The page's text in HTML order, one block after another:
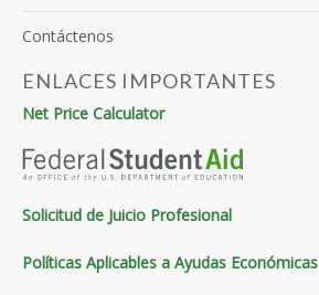
Contáctenos
ENLACES IMPORTANTES
Net Price Calculator
Solicitud de Juicio Profesional
Políticas Aplicables a Ayudas Económicas